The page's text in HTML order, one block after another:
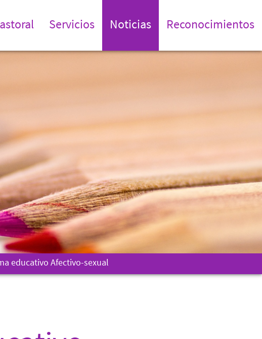
Servicios Noticias Reconocimientos
educativo Afectivo-sexual